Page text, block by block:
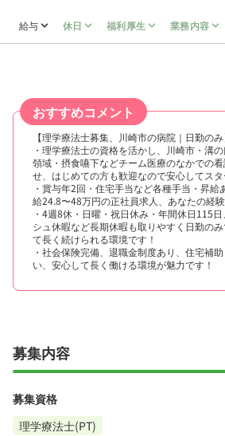
給与 休日 福利厚生 業務内容
おすすめコメント
【理学療法士募集、川崎市の病院｜日勤のみ
・理学療法士の資格を活かし、川崎市・溝
領域・摂食嚥下などチーム医療のなかでの
せ、はじめての方も歓迎なので安心してスタ
・賞与年2回・住宅手当など各種手当・昇給
給24.8〜48万円の正社員求人、あなたの経
・4週8休・日曜・祝日休み・年間休日115
シュ休暇など長期休暇も取りやすく日勤の
て長く続けられる環境です！
・社会保険完備、退職金制度あり、住宅補
い、安心して長く働ける環境が魅力です！
募集内容
募集資格
理学療法士(PT)